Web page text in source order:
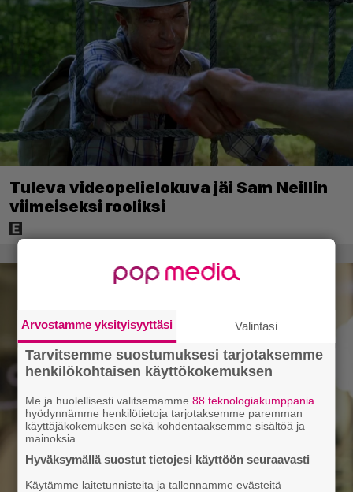
Tuleva videopelielokuva jäi Sam Neillin
viimeiseksi rooliksi
Arvostamme yksityisyyttäsi Valintasi
Tarvitsemme suostumuksesi tarjotaksemme
henkilökohtaisen käyttökokemuksen
Me ja huolellisesti valitsemamme88 teknologiakumppania
hyödynnämme henkilötietoja tarjotaksemme paremman
käyttäjäkokemuksen sekä kohdentaaksemme sisältöä ja
mainoksia.
Hyväksymällä suostut tietojesi käyttöön seuraavasti
Käytämme laitetunnisteita ja tallennamme evästeitä